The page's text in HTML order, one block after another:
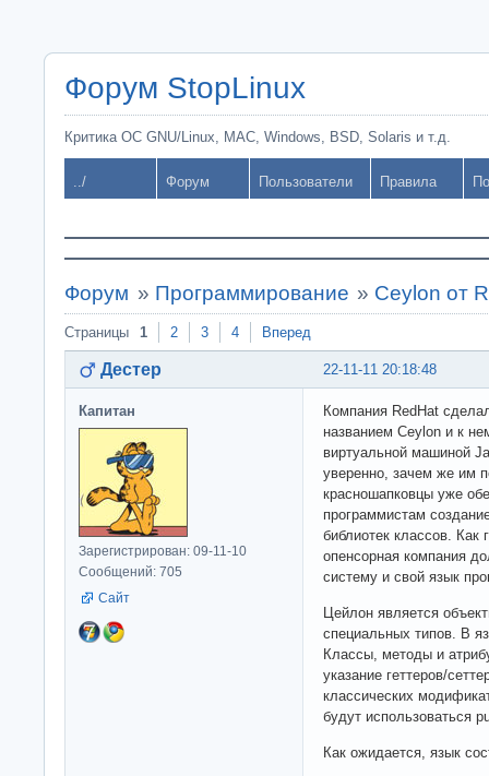
Форум StopLinux
Критика ОС GNU/Linux, MAC, Windows, BSD, Solaris и т.д.
../ Форум Пользователи Правила
Форум » Программирование » Ceylon от
Страницы 1 2 3 4 Вперед
22-11-11 20:18:48
Дестер
Капитан
Зарегистрирован: 09-11-10
Сообщений: 705
Сайт
Компания RedHat
названием Ceylon и к
виртуальной машиной
уверенно, зачем же им
красношапковцы уже
программистам
библиотек классов.
опенсорная компания
систему и свой язык
Цейлон является
специальных типов. В
Классы, методы и
указание геттеров/
классических
будут использоваться
Как ожидается, язык